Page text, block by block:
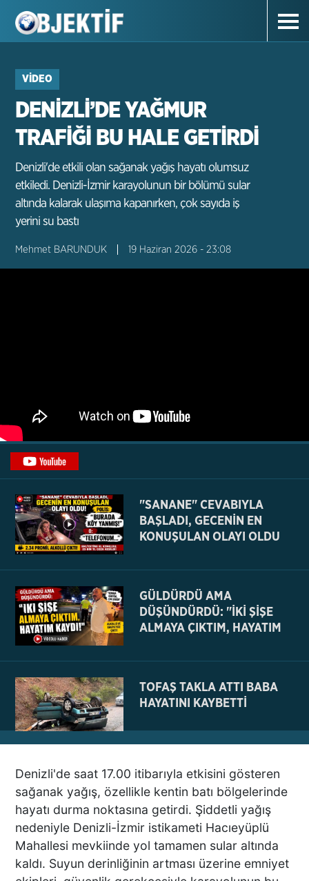
VIDEO
DENİZLİ’DE YAĞMUR
TRAFİĞİ BU HALE GETİRDİ
Denizli'de etkili olan sağanak yağış hayatı olumsuz
etkiledi. Denizli-İzmir karayolunun bir bölümü sular
altında kalarak ulaşıma kapanırken, çok sayıda iş
yerini su bastı
Mehmet BARUNDUK 19 Haziran 2026 - 23:08
"SANANE" CEVABIYLA
BAŞLADI, GECENİN EN
KONUŞULAN OLAYI OLDU
GÜLDÜRDÜ AMA
DÜŞÜNDÜRDÜ: "İKİ ŞİŞE
ALMAYA ÇIKTIM, HAYATIM
TOFAŞ TAKLA ATTI BABA
HAYATINI KAYBETTİ
NE BÖYLE BİR VAHŞİ NE DE
VAHŞET GÖRÜLDÜ
İNSANLIK DIŞI
VİCDANSIZLIK
AZRAİL’E “ELDEN SONRA
Denizli'de saat 17.00 itibarıyla etkisini gösteren
sağanak yağış, özellikle kentin batı bölgelerinde
hayatı durma noktasına getirdi. Şiddetli yağış
nedeniyle Denizli-İzmir istikameti Hacıeyüplü
Mahallesi mevkiinde yol tamamen sular altında
kaldı. Suyun derinliğinin artması üzerine emniyet